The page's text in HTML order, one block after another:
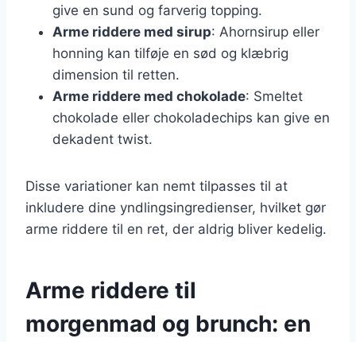
give en sund og farverig topping.
Arme riddere med sirup: Ahornsirup eller
honning kan tilføje en sød og klæbrig
dimension til retten.
Arme riddere med chokolade: Smeltet
chokolade eller chokoladechips kan give en
dekadent twist.
Disse variationer kan nemt tilpasses til at
inkludere dine yndlingsingredienser, hvilket gør
arme riddere til en ret, der aldrig bliver kedelig.
Arme riddere til
morgenmad og brunch: en